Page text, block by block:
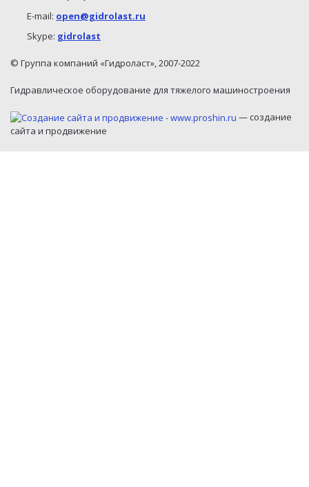
E-mail: open@gidrolast.ru
Skype: gidrolast
© Группа компаний «Гидроласт», 2007-2022
Гидравлическое оборудование для тяжелого машиностроения
— создание
сайта и продвижение